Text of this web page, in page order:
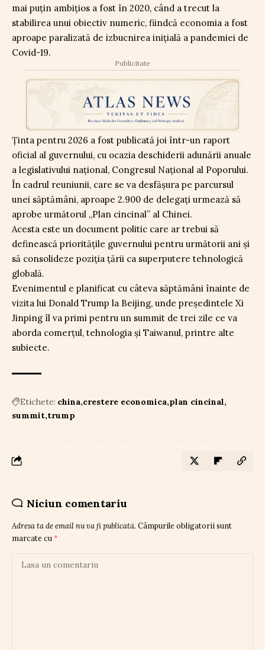
mai puțin ambițios a fost în 2020, când a trecut la
stabilirea unui obiectiv numeric, fiindcă economia a fost
aproape paralizată de izbucnirea inițială a pandemiei de
Covid-19.
Publicitate
Ținta pentru 2026 a fost publicată joi într-un raport
oficial al guvernului, cu ocazia deschiderii adunării anuale
a legislativului național, Congresul Național al Poporului.
În cadrul reuniunii, care se va desfășura pe parcursul
unei săptămâni, aproape 2.900 de delegați urmează să
aprobe următorul „Plan cincinal” al Chinei.
Acesta este un document politic care ar trebui să
definească prioritățile guvernului pentru următorii ani și
să consolideze poziția țării ca superputere tehnologică
globală.
Evenimentul e planificat cu câteva săptămâni înainte de
vizita lui Donald Trump la Beijing, unde președintele Xi
Jinping îl va primi pentru un summit de trei zile ce va
aborda comerțul, tehnologia și Taiwanul, printre alte
subiecte.
Etichete: china crestere economica plan cincinal
summit trump
Niciun comentariu
Adresa ta de email nu va fi publicată. Câmpurile obligatorii sunt
marcate cu*